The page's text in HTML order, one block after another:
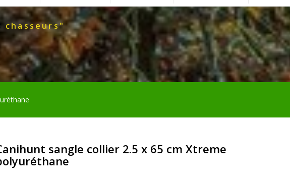
chasseurs"
sangle collier 2.5 x 65 cm Xtreme